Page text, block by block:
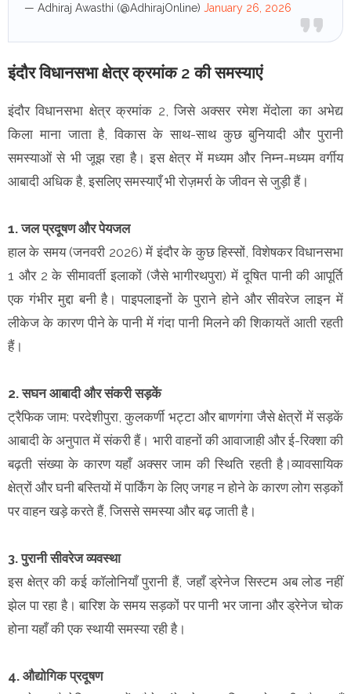
— Adhiraj Awasthi (@AdhirajOnline) January 26, 2026
इंदौर विधानसभा क्षेत्र क्रमांक 2 की समस्याएं
इंदौर विधानसभा क्षेत्र क्रमांक 2, जिसे अक्सर रमेश मेंदोला का अभेद्य
किला माना जाता है, विकास के साथ-साथ कुछ बुनियादी और पुरानी
समस्याओं से भी जूझ रहा है। इस क्षेत्र में मध्यम और निम्न-मध्यम वर्गीय
आबादी अधिक है, इसलिए समस्याएँ भी रोज़मर्रा के जीवन से जुड़ी हैं।
1. जल प्रदूषण और पेयजल
हाल के समय (जनवरी 2026) में इंदौर के कुछ हिस्सों, विशेषकर विधानसभा
1 और 2 के सीमावर्ती इलाकों (जैसे भागीरथपुरा) में दूषित पानी की आपूर्ति
एक गंभीर मुद्दा बनी है। पाइपलाइनों के पुराने होने और सीवरेज लाइन में
लीकेज के कारण पीने के पानी में गंदा पानी मिलने की शिकायतें आती रहती
हैं।
2. सघन आबादी और संकरी सड़कें
ट्रैफिक जाम: परदेशीपुरा, कुलकर्णी भट्टा और बाणगंगा जैसे क्षेत्रों में सड़कें
आबादी के अनुपात में संकरी हैं। भारी वाहनों की आवाजाही और ई-रिक्शा की
बढ़ती संख्या के कारण यहाँ अक्सर जाम की स्थिति रहती है।व्यावसायिक
क्षेत्रों और घनी बस्तियों में पार्किंग के लिए जगह न होने के कारण लोग सड़कों
पर वाहन खड़े करते हैं, जिससे समस्या और बढ़ जाती है।
3. पुरानी सीवरेज व्यवस्था
इस क्षेत्र की कई कॉलोनियाँ पुरानी हैं, जहाँ ड्रेनेज सिस्टम अब लोड नहीं
झेल पा रहा है। बारिश के समय सड़कों पर पानी भर जाना और ड्रेनेज चोक
होना यहाँ की एक स्थायी समस्या रही है।
4. औद्योगिक प्रदूषण